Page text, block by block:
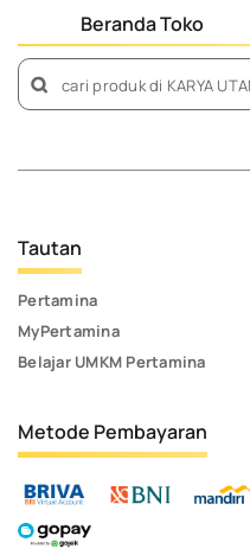
Beranda Toko
Tautan
Pertamina
MyPertamina
Belajar UMKM Pertamina
Metode Pembayaran